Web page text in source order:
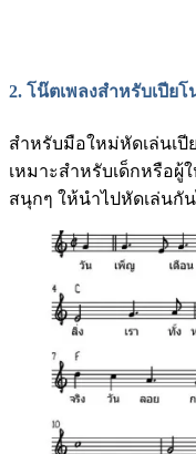
2. โน๊ตเพลงสำหรับเปียโ
สำหรับมือใหม่หัดเล่นเปี
เหมาะสำหรับเด็กหรือผู้
สนุกๆ ให้นำไปหัดเล่นกัน